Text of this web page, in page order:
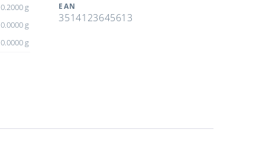
0.2000 g
0.0000 g
0.0000 g
EAN
3514123645613